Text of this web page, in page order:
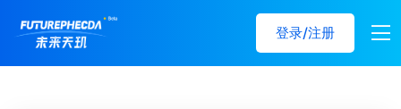
登录/注册